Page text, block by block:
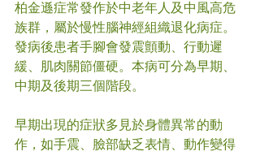
柏金遜症常發作於中老年人及中風高危
族群，屬於慢性腦神經組織退化病症。
發病後患者手腳會發震顫動、行動遲
緩、肌肉關節僵硬。本病可分為早期、
中期及後期三個階段。
早期出現的症狀多見於身體異常的動
作，如手震、臉部缺乏表情、動作變得